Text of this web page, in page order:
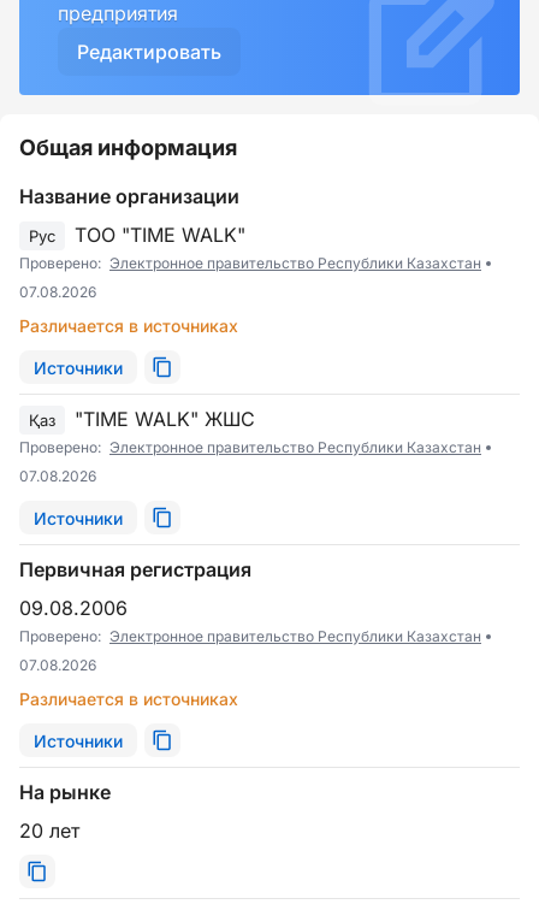
предприятия
Редактировать
Общая информация
Название организации
Рус ТОО "TIME WALK"
Проверено: Электронное правительство Республики Казахстан
07.08.2026
Различается в источниках
Источники
Қаз "TIME WALK" ЖШС
Проверено: Электронное правительство Республики Казахстан
07.08.2026
Источники
Первичная регистрация
09.08.2006
Проверено: Электронное правительство Республики Казахстан
07.08.2026
Различается в источниках
Источники
На рынке
20 лет